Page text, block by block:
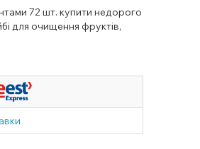
72 шт. купити недорого
для очищення фруктів,